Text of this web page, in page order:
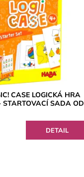
CASE LOGICKÁ HRA
STARTOVACÍ SADA OD
DETAIL